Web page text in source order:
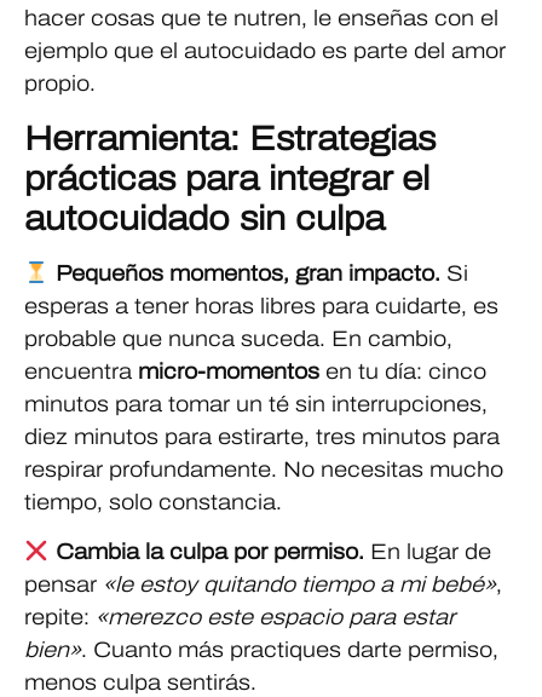
hacer cosas que te nutren, le enseñas con el
ejemplo que el autocuidado es parte del amor
propio.
Herramienta: Estrategias
prácticas para integrar el
autocuidado sin culpa
Pequeños momentos, gran impacto. Si
esperas a tener horas libres para cuidarte, es
probable que nunca suceda. En cambio,
encuentra micro-momentos en tu día: cinco
minutos para tomar un té sin interrupciones,
diez minutos para estirarte, tres minutos para
respirar profundamente. No necesitas mucho
tiempo, solo constancia.
Cambia la culpa por permiso. En lugar de
pensar «le estoy quitando tiempo a mi bebé»,
repite: «merezco este espacio para estar
bien». Cuanto más practiques darte permiso,
menos culpa sentirás.